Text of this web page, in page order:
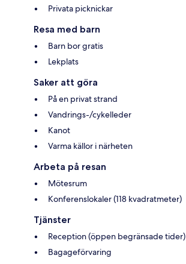
Privata picknickar
Resa med barn
Barn bor gratis
Lekplats
Saker att göra
På en privat strand
Vandrings-/cykelleder
Kanot
Varma källor i närheten
Arbeta på resan
Mötesrum
Konferenslokaler (118 kvadratmeter)
Tjänster
Reception (öppen begränsade tider)
Bagageförvaring